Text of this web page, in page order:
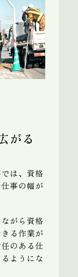
がる
は、資格
事の幅が
がら資格
る作業が
のある仕
ようにな